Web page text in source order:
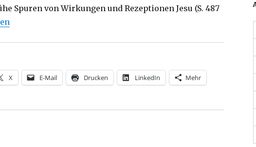
Spuren von Wirkungen und Rezeptionen Jesu (S. 487
gesehen, Rezension von Christoph Fleischer,
X E-Mail Drucken LinkedIn Mehr